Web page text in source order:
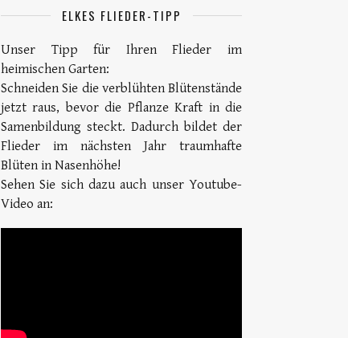
ELKES FLIEDER-TIPP
Unser Tipp für Ihren Flieder im
heimischen Garten:
Schneiden Sie die verblühten Blütenstände
jetzt raus, bevor die Pflanze Kraft in die
Samenbildung steckt. Dadurch bildet der
Flieder im nächsten Jahr traumhafte
Blüten in Nasenhöhe!
Sehen Sie sich dazu auch unser Youtube-
Video an: